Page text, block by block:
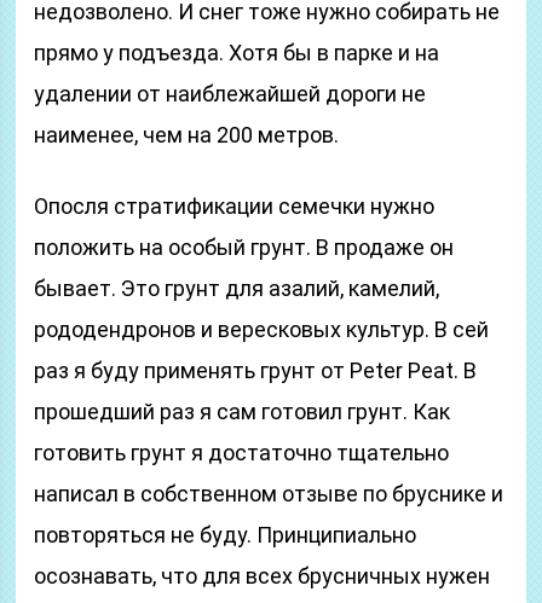
недозволено. И снег тоже нужно собирать не
прямо у подъезда. Хотя бы в парке и на
удалении от наиблежайшей дороги не
наименее, чем на 200 метров.
Опосля стратификации семечки нужно
положить на особый грунт. В продаже он
бывает. Это грунт для азалий, камелий,
рододендронов и вересковых культур. В сей
раз я буду применять грунт от Peter Peat. В
прошедший раз я сам готовил грунт. Как
готовить грунт я достаточно тщательно
написал в собственном отзыве по бруснике и
повторяться не буду. Принципиально
осознавать, что для всех брусничных нужен